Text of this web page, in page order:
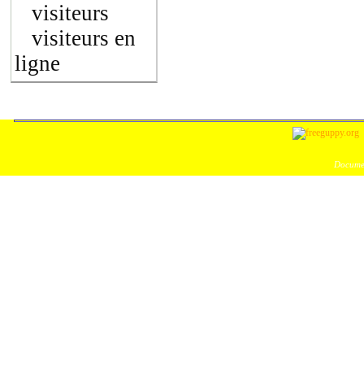
visiteurs
visiteurs en
ligne